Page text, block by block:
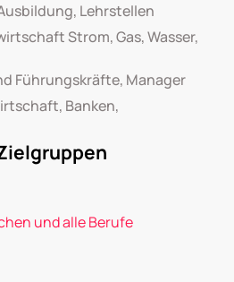
Lehrstellen
Strom, Gas, Wasser,
Führungskräfte, Manager
Banken,
und alle Berufe